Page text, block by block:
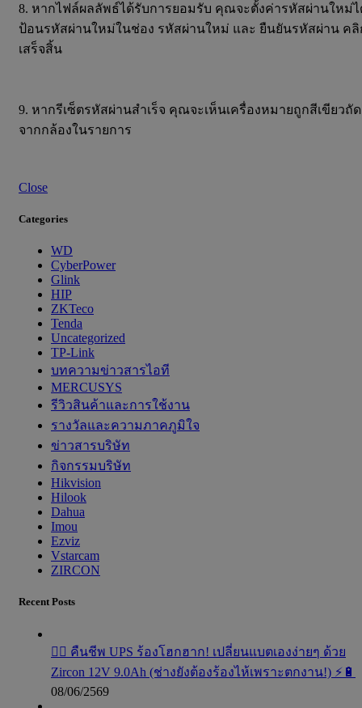
8. หากไฟล์ผลลัพธ์ได้รับการยอมรับ คุณจะตั้งค่ารหัสผ่านใหม่ไ
ป้อนรหัสผ่านใหม่ในช่อง รหัสผ่านใหม่ และ ยืนยันรหัสผ่าน คลิ
เสร็จสิ้น
9. หากรีเซ็ตรหัสผ่านสำเร็จ คุณจะเห็นเครื่องหมายถูกสีเขียวถัด
จากกล้องในรายการ
Close
Categories
WD
CyberPower
Glink
HIP
ZKTeco
Tenda
Uncategorized
TP-Link
บทความข่าวสารไอที
MERCUSYS
รีวิวสินค้าและการใช้งาน
รางวัลและความภาคภูมิใจ
ข่าวสารบริษัท
กิจกรรมบริษัท
Hikvision
Hilook
Dahua
Imou
Ezviz
Vstarcam
ZIRCON
Recent Posts
🧟‍♂️ คืนชีพ UPS ร้องโฮกฮาก! เปลี่ยนแบตเองง่ายๆ ด้วย
Zircon 12V 9.0Ah (ช่างยังต้องร้องไห้เพราะตกงาน!) ⚡️🔋
08/06/2569